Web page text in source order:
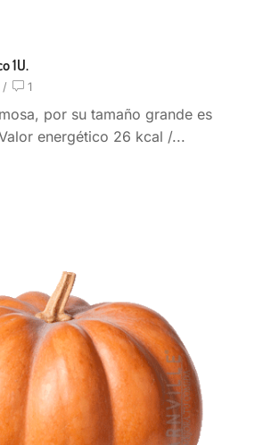
1U.
/ 1
por su tamaño grande es
energético 26 kcal /...